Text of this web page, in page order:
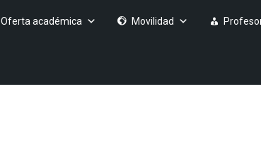
Oferta académica Movilidad